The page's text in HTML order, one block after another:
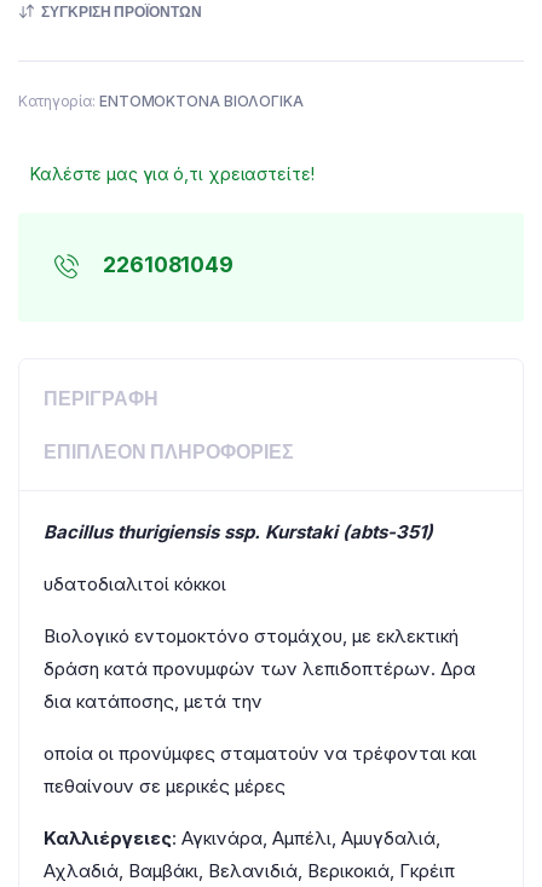
ΣΎΓΚΡΙΣΗ ΠΡΟΪΌΝΤΩΝ
Κατηγορία: ΕΝΤΟΜΟΚΤΟΝΑ ΒΙΟΛΟΓΙΚΑ
Καλέστε μας για ό,τι χρειαστείτε!
2261081049
ΠΕΡΙΓΡΑΦΉ
ΕΠΙΠΛΈΟΝ ΠΛΗΡΟΦΟΡΊΕΣ
Bacillus thurigiensis ssp. Kurstaki (abts-351)
υδατοδιαλιτοί κόκκοι
Βιολογικό εντομοκτόνο στομάχου, με εκλεκτική
δράση κατά προνυμφών των λεπιδοπτέρων. Δρα
δια κατάποσης, μετά την
οποία οι προνύμφες σταματούν να τρέφονται και
πεθαίνουν σε μερικές μέρες
Καλλιέργειες: Αγκινάρα, Αμπέλι, Αμυγδαλιά,
Αχλαδιά, Βαμβάκι, Βελανιδιά, Βερικοκιά, Γκρέιπ